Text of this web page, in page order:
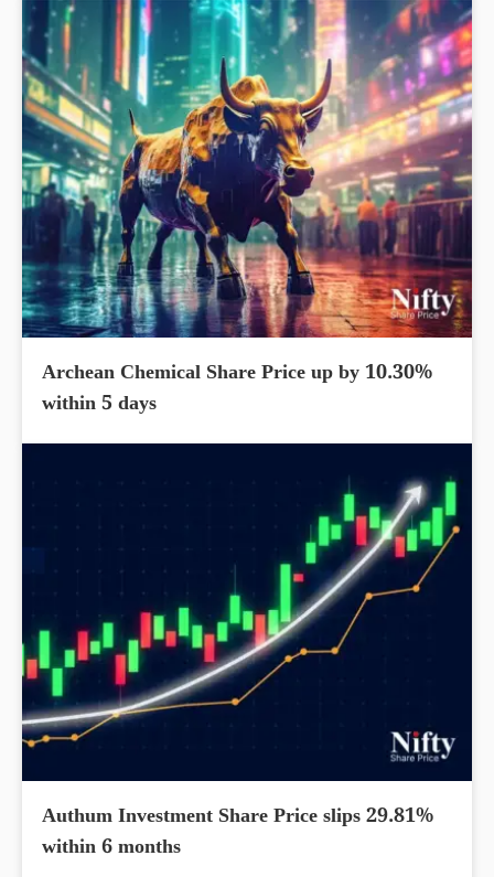
Archean Chemical Share Price up by 10.30%
within 5 days
Authum Investment Share Price slips 29.81%
within 6 months